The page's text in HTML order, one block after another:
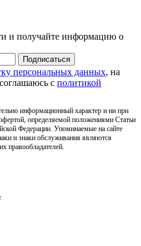
и получайте информацию о
Подписаться
персональных данных, на
с политикой
информационный характер и ни при
определяемой положениями Статьи
Федерации. Упоминаемые на сайте
и знаки обслуживания являются
правообладателей.